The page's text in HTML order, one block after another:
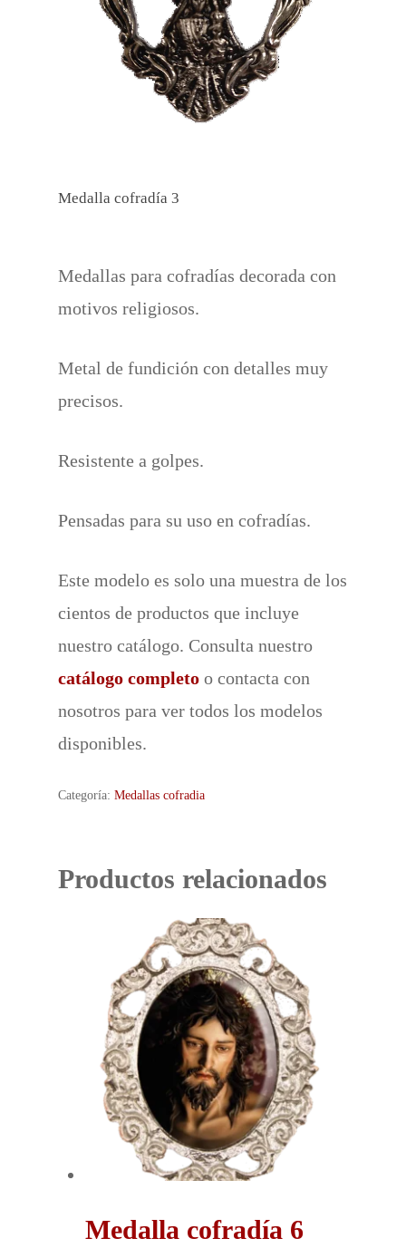
Medalla cofradía 3
Medallas para cofradías decorada con
motivos religiosos.
Metal de fundición con detalles muy
precisos.
Resistente a golpes.
Pensadas para su uso en cofradías.
Este modelo es solo una muestra de los
cientos de productos que incluye
nuestro catálogo. Consulta nuestro
catálogo completo o contacta con
nosotros para ver todos los modelos
disponibles.
Categoría: Medallas cofradia
Productos relacionados
Medalla cofradía 6